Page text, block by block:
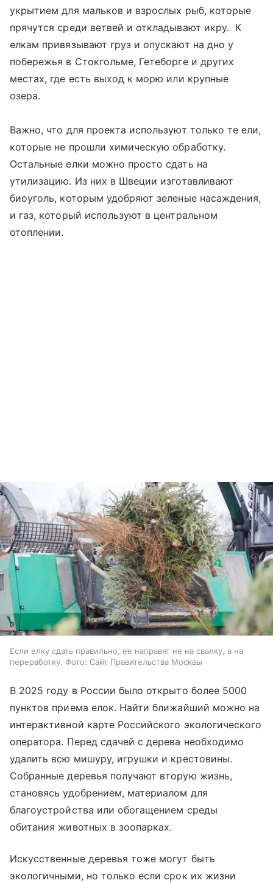
укрытием для мальков и взрослых рыб, которые
прячутся среди ветвей и откладывают икру. К
елкам привязывают груз и опускают на дно у
побережья в Стокгольме, Гетеборге и других
местах, где есть выход к морю или крупные
озера.
Важно, что для проекта используют только те ели,
которые не прошли химическую обработку.
Остальные елки можно просто сдать на
утилизацию. Из них в Швеции изготавливают
биоуголь, которым удобряют зеленые насаждения,
и газ, который используют в центральном
отоплении.
Если елку сдать правильно, ее направят не на свалку, а на
переработку. Фото: Сайт Правительства Москвы
В 2025 году в России было открыто более 5000
пунктов приема елок. Найти ближайший можно на
интерактивной карте Российского экологического
оператора. Перед сдачей с дерева необходимо
удалить всю мишуру, игрушки и крестовины.
Собранные деревья получают вторую жизнь,
становясь удобрением, материалом для
благоустройства или обогащением среды
обитания животных в зоопарках.
Искусственные деревья тоже могут быть
экологичными, но только если срок их жизни